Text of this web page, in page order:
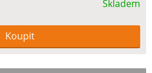
Skladem